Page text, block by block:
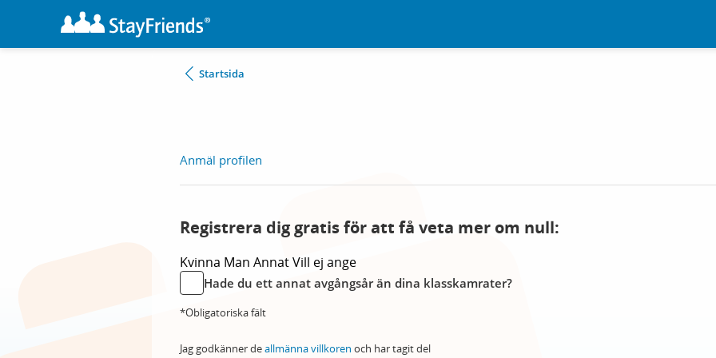
Startsida
Anmäl profilen
Registrera dig gratis för att få veta mer om null:
Kvinna Man AnnatVill ej ange
Hade du ett annat avgångsår än dina klasskamrater?
*Obligatoriska fält
Jag godkänner deallmänna villkoren och har tagit del